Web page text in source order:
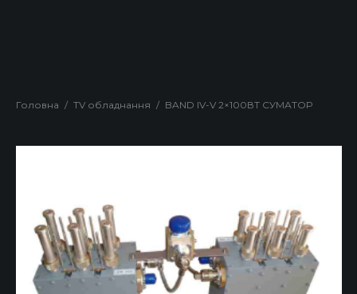
Головна / TV обладнання / BAND IV-V 2×100ВТ СУМАТОР